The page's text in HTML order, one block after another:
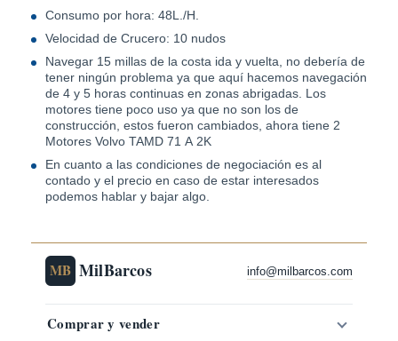
Consumo por hora: 48L./H.
Velocidad de Crucero: 10 nudos
Navegar 15 millas de la costa ida y vuelta, no debería de
tener ningún problema ya que aquí hacemos navegación
de 4 y 5 horas continuas en zonas abrigadas. Los
motores tiene poco uso ya que no son los de
construcción, estos fueron cambiados, ahora tiene 2
Motores Volvo TAMD 71 A 2K
En cuanto a las condiciones de negociación es al
contado y el precio en caso de estar interesados
podemos hablar y bajar algo.
MB MilBarcos info@milbarcos.com
Comprar y vender